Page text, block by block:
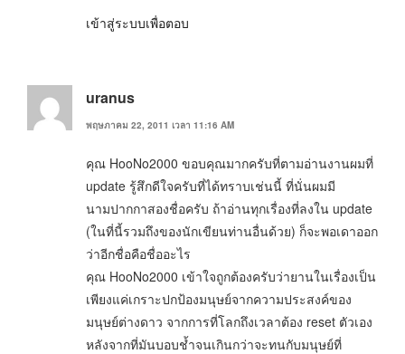
เข้าสู่ระบบเพื่อตอบ
uranus
พฤษภาคม 22, 2011 เวลา 11:16 AM
คุณ HooNo2000 ขอบคุณมากครับที่ตามอ่านงานผมที่
update รู้สึกดีใจครับที่ได้ทราบเช่นนี้ ที่นั่นผมมี
นามปากกาสองชื่อครับ ถ้าอ่านทุกเรื่องที่ลงใน update
(ในที่นี้รวมถึงของนักเขียนท่านอื่นด้วย) ก็จะพอเดาออก
ว่าอีกชื่อคือชื่ออะไร
คุณ HooNo2000 เข้าใจถูกต้องครับว่ายานในเรื่องเป็น
เพียงแค่เกราะปกป้องมนุษย์จากความประสงค์ของ
มนุษย์ต่างดาว จากการที่โลกถึงเวลาต้อง reset ตัวเอง
หลังจากที่มันบอบช้ำจนเกินกว่าจะทนกับมนุษย์ที่